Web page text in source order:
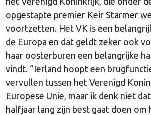
opgestapte premier Keir Starmer
voortzetten. Het VK is een
de Europa en dat geldt zeker ook
haar oosterburen een belangrijke
vindt. “Ierland hoopt een
vervullen tussen het Verenigd
Europese Unie, maar ik denk niet
halfjaar lang zijn best gaat doen om